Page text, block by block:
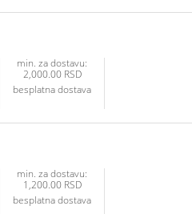
min. za dostavu:
2,000.00 RSD
besplatna dostava
min. za dostavu:
1,200.00 RSD
besplatna dostava